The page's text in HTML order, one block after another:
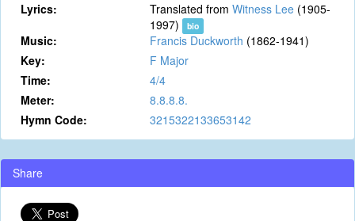
Lyrics:
Translated from Witness Lee (1905-
1997)
bio
Music: Francis Duckworth (1862-1941)
Key:
F Major
Time:
4/4
Meter:
8.8.8.8.
Hymn Code:
3215322133653142
Share